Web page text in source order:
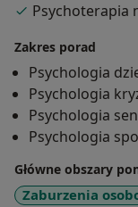
swoim motto
na końcu zdania
pomóc Ci w
W.R.
Psychoterapia
Zakres porad
Psychologia
Psychologia
Psychologia
Psychologia
Główne obszary
Zaburzenia